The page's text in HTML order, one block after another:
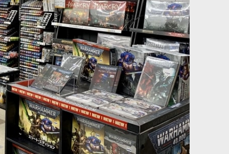
8,300円(税込)